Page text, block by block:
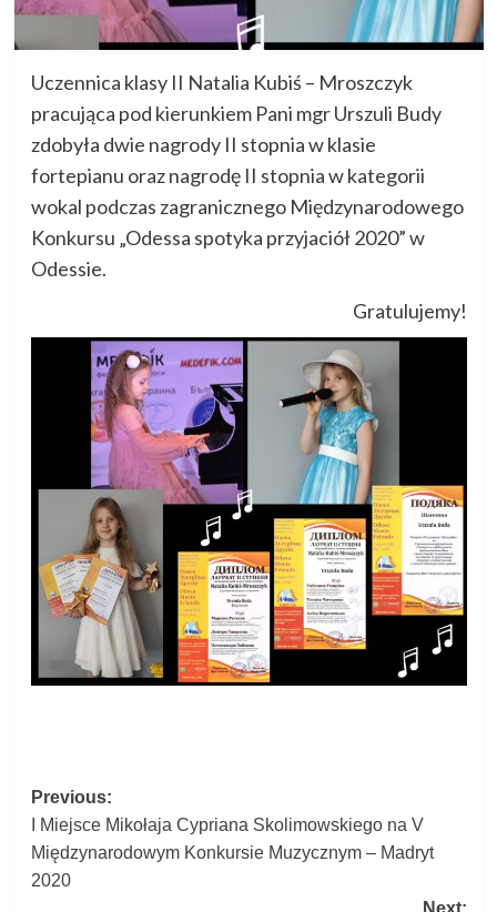
Uczennica klasy II Natalia Kubiś – Mroszczyk
pracująca pod kierunkiem Pani mgr Urszuli Budy
zdobyła dwie nagrody II stopnia w klasie
fortepianu oraz nagrodę II stopnia w kategorii
wokal podczas zagranicznego Międzynarodowego
Konkursu „Odessa spotyka przyjaciół 2020” w
Odessie.
Gratulujemy!
Post
navigation
Previous:
I Miejsce Mikołaja Cypriana Skolimowskiego na V
Międzynarodowym Konkursie Muzycznym – Madryt
2020